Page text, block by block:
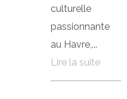
culturelle
passionnante
au Havre,...
Lire la suite